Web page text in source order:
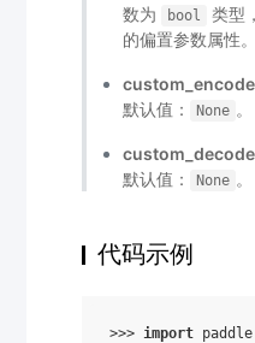
数为
bool
类型
的偏置参数属性
默认值：
None 。
默认值：
None 。
代码示例
>>> import paddle